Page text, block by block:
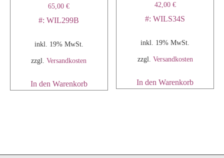
65,00€
#: WIL299B
inkl. 19% MwSt.
zzgl.Versandkosten
In den Warenkorb
42,00 €
#: WILS34S
inkl. 19% MwSt.
zzgl. Versandkosten
In den Warenkorb